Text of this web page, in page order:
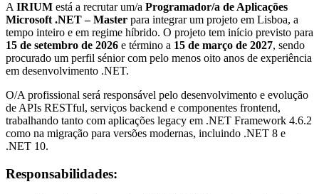
A IRIUM está a recrutar um/a Programador/a de Aplicações
Microsoft .NET – Master para integrar um projeto em Lisboa, a
tempo inteiro e em regime híbrido. O projeto tem início previsto para
15 de setembro de 2026 e término a 15 de março de 2027, sendo
procurado um perfil sénior com pelo menos oito anos de experiência
em desenvolvimento .NET.
O/A profissional será responsável pelo desenvolvimento e evolução
de APIs RESTful, serviços backend e componentes frontend,
trabalhando tanto com aplicações legacy em .NET Framework 4.6.2
como na migração para versões modernas, incluindo .NET 8 e
.NET 10.
Responsabilidades: